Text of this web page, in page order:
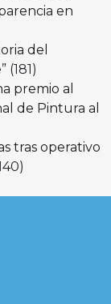
en
del
(181)
premio al
de Pintura al
tras operativo